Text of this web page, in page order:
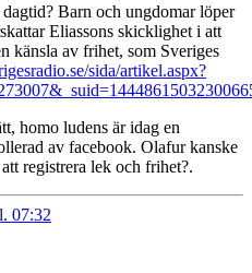
Barn och ungdomar löper
Eliassons skicklighet i att
känsla av frihet, som Sveriges
sida/artikel.aspx?
homo ludens är idag en
av facebook. Olafur kanske
registrera lek och frihet?.
07:32